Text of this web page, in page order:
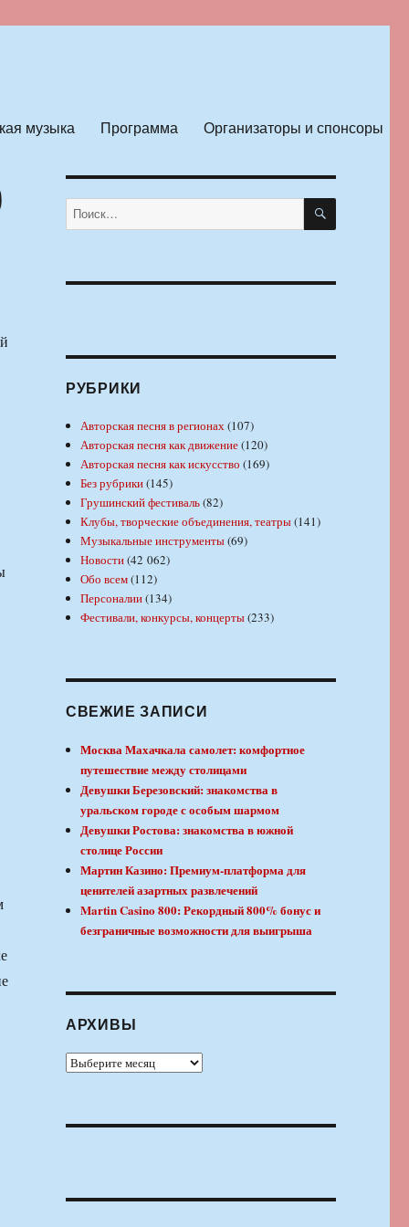
музыка Программа Организаторы и спонсоры
Искать: ПОИСК
РУБРИКИ
Авторская песня в регионах(107)
Авторская песня как движение(120)
Авторская песня как искусство (169)
Без рубрики(145)
Грушинский фестиваль(82)
Клубы, творческие объединения, театры(141)
Музыкальные инструменты(69)
Новости(42 062)
Обо всем(112)
Персоналии(134)
Фестивали, конкурсы, концерты(233)
СВЕЖИЕ ЗАПИСИ
Москва Махачкала самолет: комфортное
путешествие между столицами
Девушки Березовский: знакомства в
уральском городе с особым шармом
Девушки Ростова: знакомства в южной
столице России
Мартин Казино: Премиум-платформа для
ценителей азартных развлечений
Martin Casino 800: Рекордный 800% бонус и
безграничные возможности для выигрыша
АРХИВЫ
Архивы